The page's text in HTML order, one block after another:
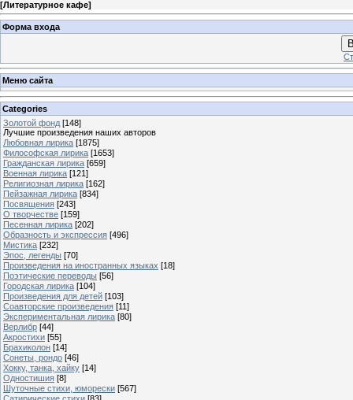
[Литературное кафе]
Форма входа
Меню сайта
Categories
Золотой фонд [148]
Лучшие произведения наших авторов
Любовная лирика [1875]
Философская лирика [1653]
Гражданская лирика [659]
Военная лирика [121]
Религиозная лирика [162]
Пейзажная лирика [834]
Посвящения [243]
О творчестве [159]
Песенная лирика [202]
Образность и экспрессия [496]
Мистика [232]
Эпос, легенды [70]
Произведения на иностранных языках [18]
Поэтические переводы [56]
Городская лирика [104]
Произведения для детей [103]
Соавторские произведения [11]
Экспериментальная лирика [80]
Верлибр [44]
Акростихи [55]
Брахиколон [14]
Сонеты, рондо [46]
Хокку, танка, хайку [14]
Одностишия [8]
Шуточные стихи, юморески [567]